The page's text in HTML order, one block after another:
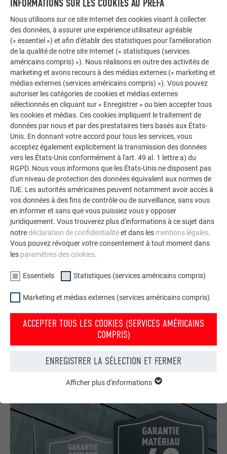
La galerie de références PREFA démontre la
polyvalence de l’aluminium. Découvrez d’autres projets
impressionnants avec les solutions en aluminium
durables de PREFA pour toitures, systèmes solaires et
façades.
VOIR DAVANTAGE DE RÉFÉRENCES
Votre maison au look PREFA
Nous vous présentons un montage photo de l’aspect
qu’aurait votre maison avec une toiture ou une façade
DEMANDER UN MONTAGE PHOTO MAINTENANT
INFORMATIONS SUR LES COOKIES AU PREFA
Nous utilisons sur ce site Internet des cookies visant à collecter
des données, à assurer une expérience utilisateur agréable
(« essentiel ») et afin d'établir des statistiques pour l'amélioration
de la qualité de notre site Internet (« statistiques (services
américains compris) »). Nous réalisons en outre des activités de
marketing et avons recours à des médias externes (« marketing et
médias externes (services américains compris) »). Vous pouvez
autoriser les catégories de cookies et médias externes
sélectionnés en cliquant sur « Enregistrer » ou bien accepter tous
les cookies et médias. Ces cookies impliquent le traitement de
données par nous et par des prestataires tiers basés aux États-
Unis. En donnant votre accord pour tous les services, vous
acceptez également explicitement la transmission des données
vers les États-Unis conformément à l'art. 49 al. 1 lettre a) du
RGPD. Nous vous informons que les États-Unis ne disposent pas
d'un niveau de protection des données équivalent aux normes de
l'UE. Les autorités américaines peuvent notamment avoir accès à
vos données à des fins de contrôle ou de surveillance, sans vous
en informer et sans que vous puissiez vous y opposer
juridiquement. Vous trouverez plus d'informations à ce sujet dans
notredéclaration de confidentialitéet dans les mentions légales.
Vous pouvez révoquer votre consentement à tout moment dans
les paramètres des cookies.
Essentiels Statistiques (services américains compris)
Marketing et médias externes (services américains compris)
ACCEPTER TOUS LES COOKIES (SERVICES AMÉRICAINS
COMPRIS)
ENREGISTRER LA SÉLECTION ET FERMER
fonctions de base du site Internet. Ils garantissent que le site
Internet fonctionne correctement.
NOM PHPSESSID
Afficher les informations relatives aux cookies
Afficher plus d'informations